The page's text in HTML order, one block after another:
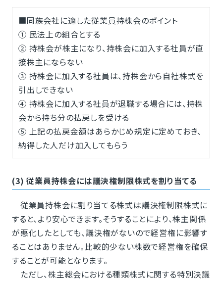
■同族会社に適した従業員持株会のポイント
① 民法上の組合とする
② 持株会が株主になり、持株会に加入する社員が直
接株主にならない
③ 持株会に加入する社員は、持株会から自社株式を
引出しできない
④ 持株会に加入する社員が退職する場合には、持株
会から持ち分の払戻しを受ける
⑤ 上記の払戻金額はあらかじめ規定に定めておき、
納得した人だけ加入してもらう
(3) 従業員持株会には議決権制限株式を割り当てる
従業員持株会に割り当てる株式は議決権制限株式に
すると、より安心できます。そうすることにより、株主関係
が悪化したとしても、議決権がないので経営権に影響す
ることはありません。比較的少ない株数で経営権を確保
することが可能となります。
ただし、株主総会における種類株式に関する特別決議